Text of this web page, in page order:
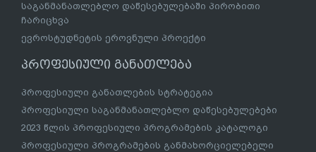
საგანმანათლებლო დაწესებულებაში პირობითი
ჩარიცხვა
ევროსტუდნეტის ეროვნული პროექტი
პროფესიული განათლება
პროფესიული განათლების სტრატეგია
პროფესიული საგანმანათლებლო დაწესებულებები
2023 წლის პროფესიული პროგრამების კატალოგი
პროფესიული პროგრამების განმახორციელებელი